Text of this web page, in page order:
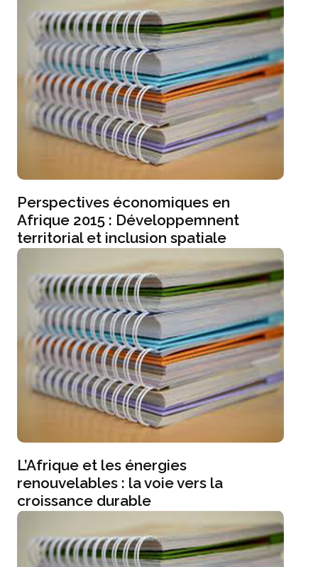
Perspectives économiques en
Afrique 2015 : Développemnent
territorial et inclusion spatiale
L’Afrique et les énergies
renouvelables : la voie vers la
croissance durable